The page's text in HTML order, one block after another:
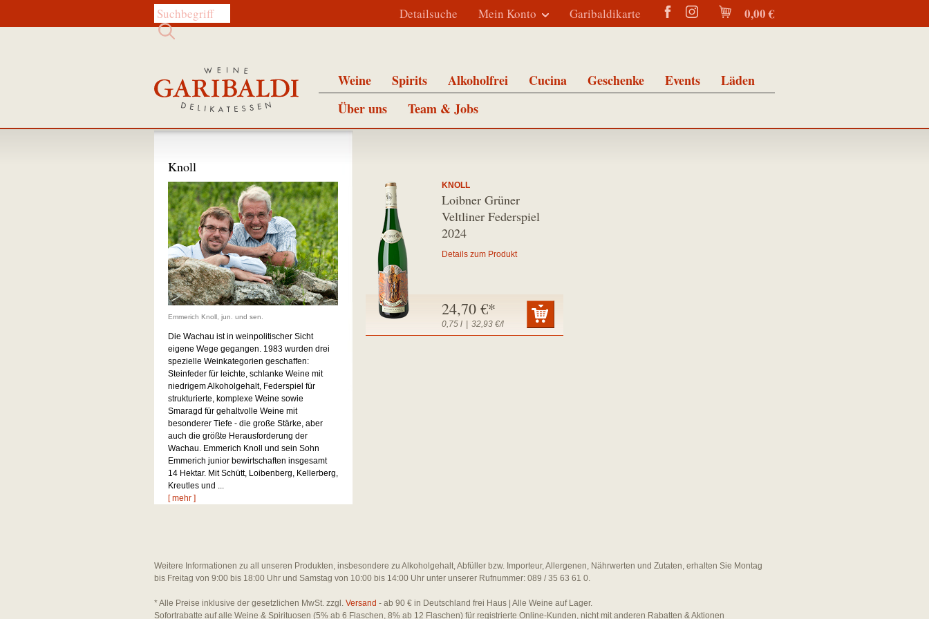
Diese Website durchsuchen: 0,00 €
Garibaldikarte
Mein Konto
Detailsuche
Weine Spirits Alkoholfrei Cucina Geschenke Events
Läden
Über uns
Team & Jobs
KNOLL
Loibner Grüner
Veltliner Federspiel
2024
Details zum Produkt
24,70 €*
0,75 l 32,93 €/l
Knoll
Emmerich Knoll, jun. und sen.
Die Wachau ist in weinpolitischer Sicht
eigene Wege gegangen. 1983 wurden drei
spezielle Weinkategorien geschaffen:
Steinfeder für leichte, schlanke Weine mit
niedrigem Alkoholgehalt, Federspiel für
strukturierte, komplexe Weine sowie
Smaragd für gehaltvolle Weine mit
besonderer Tiefe - die große Stärke, aber
auch die größte Herausforderung der
Wachau. Emmerich Knoll und sein Sohn
Emmerich junior bewirtschaften insgesamt
14 Hektar. Mit Schütt, Loibenberg, Kellerberg,
Kreutles und ...
[ mehr ]
Weitere Informationen zu all unseren Produkten, insbesondere zu Alkoholgehalt, Abfüller bzw. Importeur, Allergenen, Nährwerten und Zutaten, erhalten Sie Montag
bis Freitag von 9:00 bis 18:00 Uhr und Samstag von 10:00 bis 14:00 Uhr unter unserer Rufnummer: 089 / 35 63 61 0.
* Alle Preise inklusive der gesetzlichen MwSt. zzgl. Versand - ab 90 € in Deutschland frei Haus | Alle Weine auf Lager.
Sofortrabatte auf alle Weine & Spirituosen (5% ab 6 Flaschen, 8% ab 12 Flaschen) für registrierte Online-Kunden, nicht mit anderen Rabatten & Aktionen